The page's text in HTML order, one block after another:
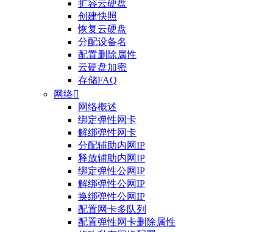
扩容云硬盘
创建快照
恢复云硬盘
分配设备名
配置删除属性
云硬盘加密
存储FAQ
网络
网络概述
绑定弹性网卡
解绑弹性网卡
分配辅助内网IP
释放辅助内网IP
绑定弹性公网IP
解绑弹性公网IP
换绑弹性公网IP
配置网卡多队列
配置弹性网卡删除属性